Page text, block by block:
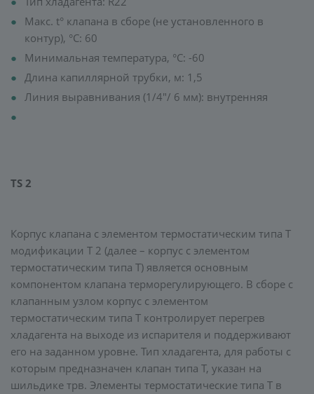
Макс. t° клапана в сборе (не установленного в
контур), °C: 60
Минимальная температура, °C: -60
Длина капиллярной трубки, м: 1,5
Линия выравнивания (1/4"/ 6 мм): внутренняя
TS 2
Корпус клапана с элементом термостатическим типа Т
модификации T 2 (далее – корпус с элементом
термостатическим типа T) является основным
компонентом клапана терморегулирующего. В сборе с
клапанным узлом корпус с элементом
термостатическим типа T контролирует перегрев
хладагента на выходе из испарителя и поддерживают
его на заданном уровне. Тип хладагента, для работы с
которым предназначен клапан типа T, указан на
шильдике трв. Элементы термостатические типа Т в